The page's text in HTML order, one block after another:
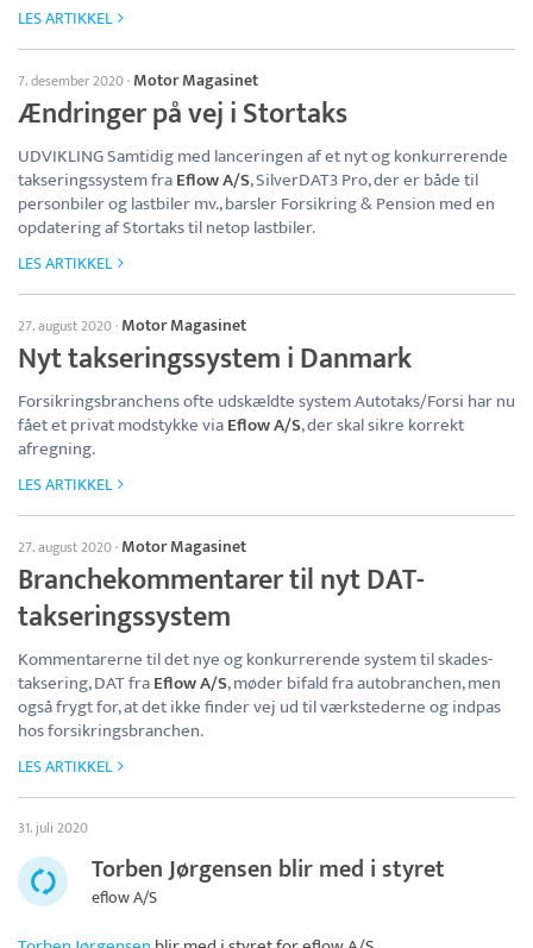
LES ARTIKKEL
7. desember 2020· Motor Magasinet
Ændringer på vej i Stortaks
UDVIKLING Samtidig med lanceringen af et nyt og konkurrerende
takseringssystem fraEflow A/S, SilverDAT3 Pro, der er både til
personbiler og lastbiler mv., barsler Forsikring & Pension med en
opdatering af Stortaks til netop lastbiler.
LES ARTIKKEL
27. august 2020· Motor Magasinet
Nyt takseringssystem i Danmark
Forsikringsbranchens ofte udskældte system Autotaks/Forsi har nu
fået et privat modstykke viaEflow A/S, der skal sikre korrekt
afregning.
LES ARTIKKEL
27. august 2020· Motor Magasinet
Branchekommentarer til nyt DAT-
takseringssystem
Kommentarerne til det nye og konkurrerende system til skades-
taksering, DAT fraEflow A/S, møder bifald fra autobranchen, men
også frygt for, at det ikke finder vej ud til værkstederne og indpas
hos forsikringsbranchen.
LES ARTIKKEL
31. juli 2020
Torben Jørgensen blir med i styret
eflow A/S